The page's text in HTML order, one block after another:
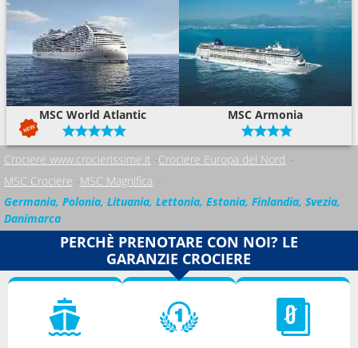
MSC World Atlantic MSC Armonia
Crociere www.crocierissime.it Crociere Europa del Nord
MSC Crociere MSC Magnifica
Germania, Polonia, Lituania, Lettonia, Estonia, Finlandia, Svezia,
Danimarca
PERCHÈ PRENOTARE CON NOI? LE
GARANZIE CROCIERE